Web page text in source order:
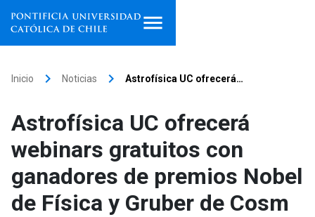
Facultades, escuelas e
institutos
Investigación
Inicio keyboard_arrow_right Noticias keyboard_arrow_right Astrofísica UC ofrecerá…
Astrofísica UC ofrecerá
webinars gratuitos con
ganadores de premios Nobel
de Física y Gruber de Cosm